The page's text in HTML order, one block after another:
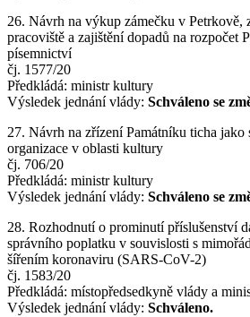
26. Návrh na výkup zámečku v Petrkově,
pracoviště a zajištění dopadů na rozpočet
písemnictví
čj. 1577/20
Předkládá: ministr kultury
Výsledek jednání vlády: Schváleno se
27. Návrh na zřízení Památníku ticha jako
organizace v oblasti kultury
čj. 706/20
Předkládá: ministr kultury
Výsledek jednání vlády: Schváleno se
28. Rozhodnutí o prominutí příslušenství
správního poplatku v souvislosti s
šířením koronaviru (SARS-CoV-2)
čj. 1583/20
Předkládá: místopředsedkyně vlády a
Výsledek jednání vlády: Schváleno.